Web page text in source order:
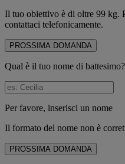
Il tuo obiettivo è di oltre 99 kg.
contattaci telefonicamente.
PROSSIMA DOMANDA
Qual è il tuo nome di battesimo?
Per favore, inserisci un nome
Il formato del nome non è
PROSSIMA DOMANDA